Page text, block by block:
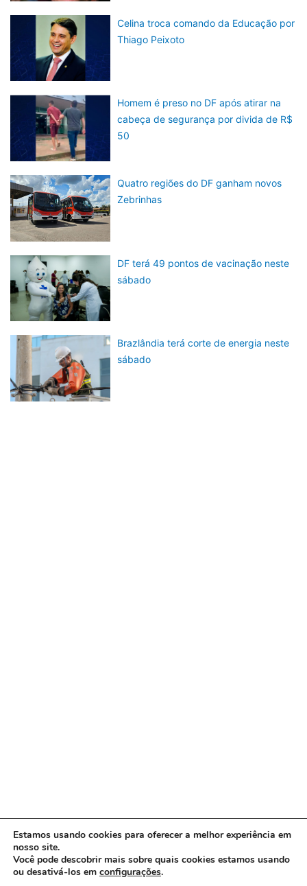
Celina troca comando da Educação por
Thiago Peixoto
Homem é preso no DF após atirar na
cabeça de segurança por divida de R$
50
Quatro regiões do DF ganham novos
Zebrinhas
DF terá 49 pontos de vacinação neste
sábado
Brazlândia terá corte de energia neste
sábado
Copyright © 2026 www.ACORDA DF
Estamos usando cookies para oferecer a melhor experiência em
nosso site.
Você pode descobrir mais sobre quais cookies estamos usando
ou desativá-los em configurações.